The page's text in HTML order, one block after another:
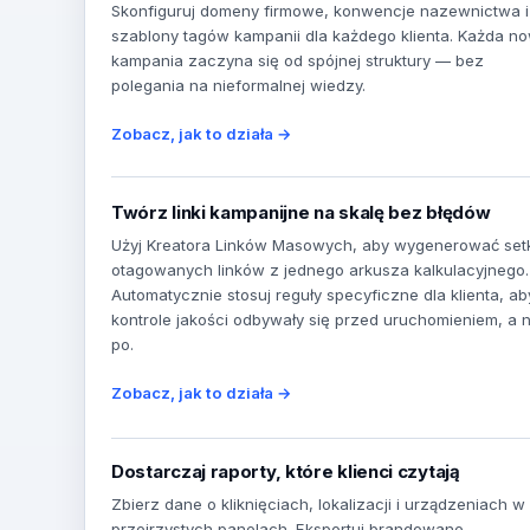
Skonfiguruj domeny firmowe, konwencje nazewnictwa i
szablony tagów kampanii dla każdego klienta. Każda
kampania zaczyna się od spójnej struktury — bez
polegania na nieformalnej wiedzy.
Zobacz, jak to działa →
Twórz linki kampanijne na skalę bez błędów
Użyj Kreatora Linków Masowych, aby wygenerować
otagowanych linków z jednego arkusza kalkulacyjnego.
Automatycznie stosuj reguły specyficzne dla klienta,
kontrole jakości odbywały się przed uruchomieniem, a
po.
Zobacz, jak to działa →
Dostarczaj raporty, które klienci czytają
Zbierz dane o kliknięciach, lokalizacji i urządzeniach w